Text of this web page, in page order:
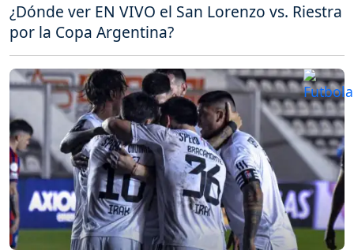
¿Dónde ver EN VIVO el San Lorenzo vs. Riestra
por la Copa Argentina?